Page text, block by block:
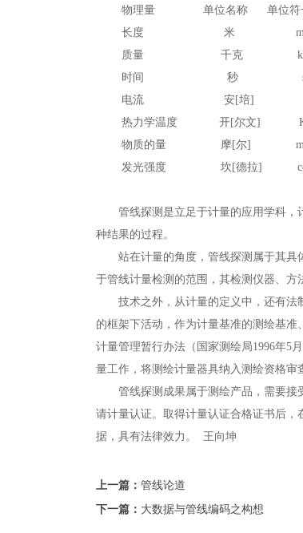
物理量 单位名称 单位符
长度 米
质量 千克
时间 秒
电流 安[培]
热力学温度 开[尔文]
物质的量 摩[尔]
发光强度 坎[德拉]
管线探测是立足于计量的应用学科，计
种结果的过程。
站在计量的角度，管线探测属于其具
于管线计量检测的范围，其检测仪器、方
技术之外，从计量的定义中，还有法
的框架下活动，作为计量基准的测绘基
计量管理暂行办法（国家测绘局1996年5
量工作，将测绘计量器具纳入测绘资格
管线探测成果属于测绘产品，需要接
请计量认证。取得计量认证合格证书后
据，具有法律效力。 王向坤
上一篇： 管线论道
下一篇： 大数据与管线编码之构想